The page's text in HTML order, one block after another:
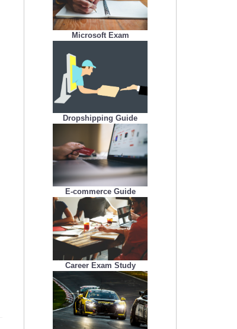
Microsoft Exam
Dropshipping Guide
E-commerce Guide
Career Exam Study